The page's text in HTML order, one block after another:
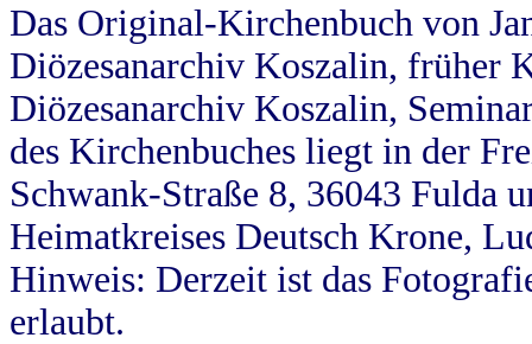
Das Original-Kirchenbuch von
Diözesanarchiv Koszalin, früher
Diözesanarchiv Koszalin,
des Kirchenbuches liegt in der
Schwank-Straße 8, 36043 Fulda
Heimatkreises Deutsch Krone,
Hinweis: Derzeit ist das
erlaubt.